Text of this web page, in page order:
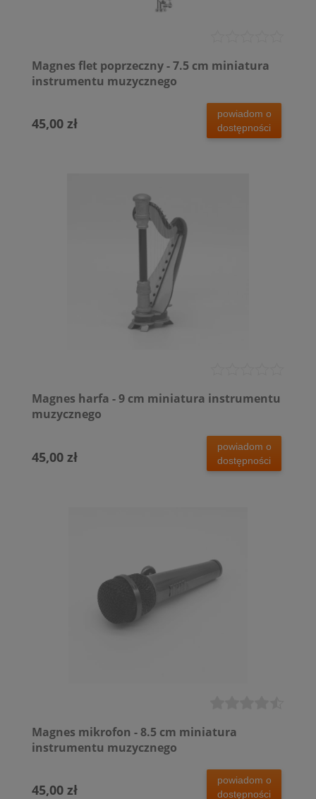
Magnes flet poprzeczny - 7.5 cm miniatura
instrumentu muzycznego
45,00 zł
powiadom o
dostępności
Magnes harfa - 9 cm miniatura instrumentu
muzycznego
45,00 zł
powiadom o
dostępności
Magnes mikrofon - 8.5 cm miniatura
instrumentu muzycznego
45,00 zł
powiadom o
dostępności